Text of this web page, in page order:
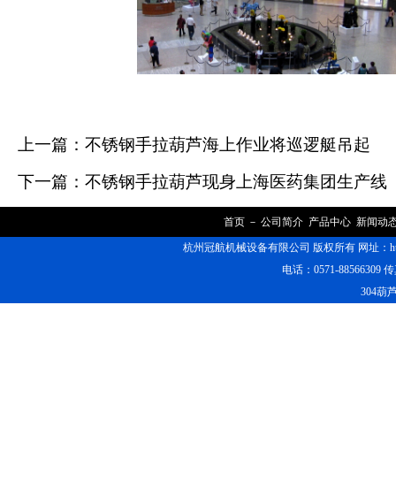
上一篇： 不锈钢手拉葫芦海上作业将巡逻艇吊起
下一篇： 不锈钢手拉葫芦现身上海医药集团生产线
首页 － 公司简介 产品中心 新闻动
杭州冠航机械设备有限公司 版权所有 网址：
电话：0571-88566309
304葫